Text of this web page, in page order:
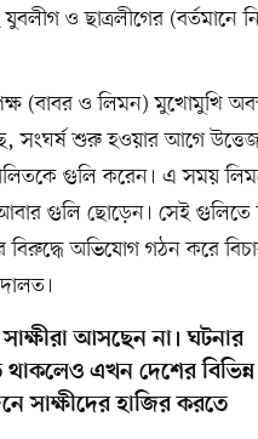
ও ছাত্রলীগের (বর্তমানে
(বাবর ও লিমন) মুখোমুখি
সংঘর্ষ শুরু হওয়ার আগে
গুলি করেন। এ সময়
গুলি ছোড়েন। সেই
অভিযোগ গঠন করে
আসছেন না। ঘটনার
থাকলেও এখন দেশের বিভিন্ন
সাক্ষীদের হাজির করতে